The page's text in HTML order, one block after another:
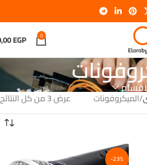
0
EGP
الميكروفونات
عرض ⁦3⁩ من كل النتائج
-23%